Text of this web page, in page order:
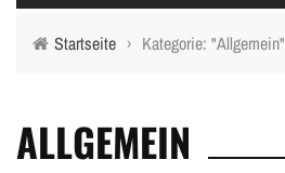
Startseite › Kategorie: "Allgemein"
ALLGEMEIN